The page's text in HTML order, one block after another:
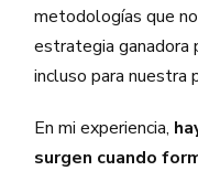
metodologías que
estrategia ganadora
incluso para nuestra
En mi experiencia,
surgen cuando